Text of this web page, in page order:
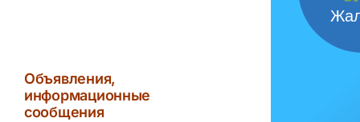
Объявления,
информационные
сообщения